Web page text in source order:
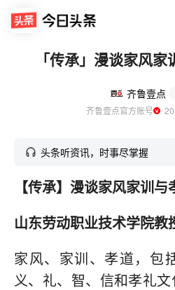
「传承」漫谈家风
齐鲁壹点
齐鲁壹点官方账号
头条听资讯，时事尽掌握
【传承】漫谈家风家训与
山东劳动职业技术学院教
家风、家训、孝道，包
义、礼、智、信和孝礼